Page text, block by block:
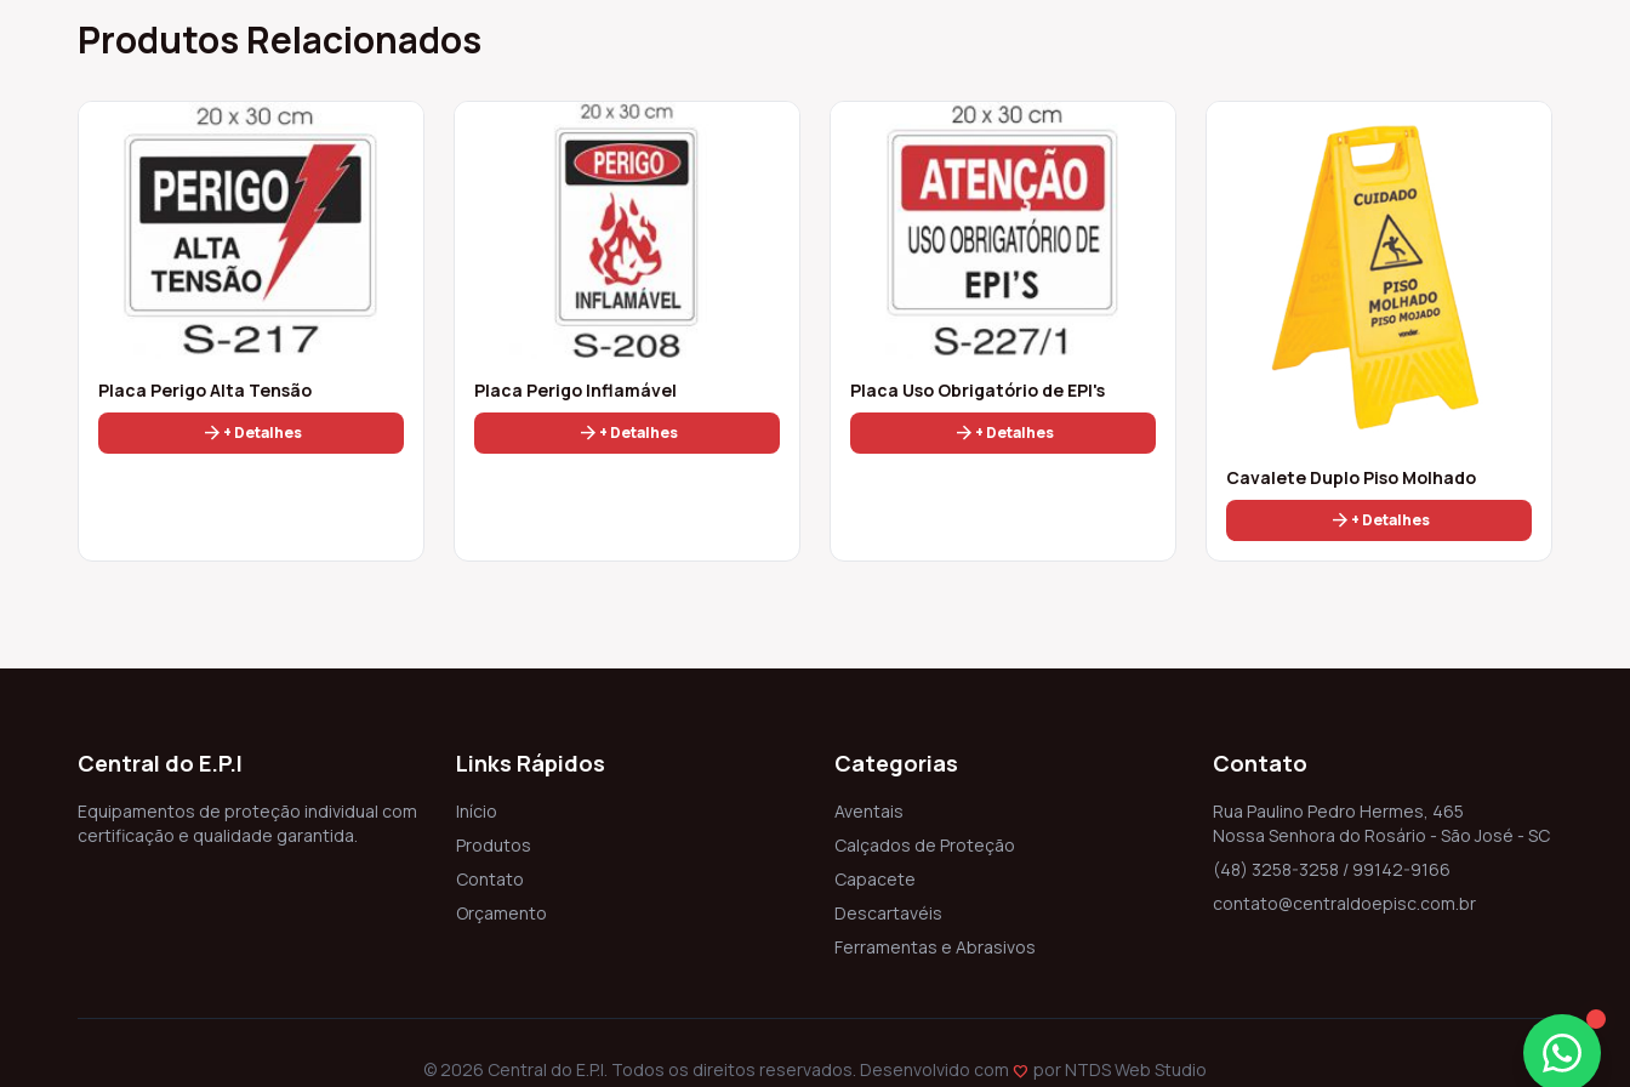
Produtos Relacionados
Placa Perigo Alta Tensão
arrow_forward + Detalhes
Placa Perigo Inflamável
arrow_forward + Detalhes
Placa Uso Obrigatório de EPI's
arrow_forward + Detalhes
Cavalete Duplo Piso Molhado
arrow_forward + Detalhes
Central do E.P.I
Equipamentos de proteção individual com
certificação e qualidade garantida.
Links Rápidos
Início
Produtos
Contato
Orçamento
Categorias
Aventais
Calçados de Proteção
Capacete
Descartavéis
Ferramentas e Abrasivos
Contato
Rua Paulino Pedro Hermes, 465
Nossa Senhora do Rosário - São José - SC
(48) 3258-3258 / 99142-9166
contato@centraldoepisc.com.br
© 2026 Central do E.P.I. Todos os direitos reservados. Desenvolvido com favorite por NTDS Web Studio